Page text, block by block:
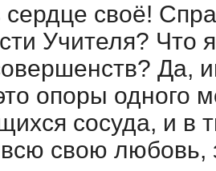
сердце своё!
Учителя? Что
Да,
опоры одного
сосуда, и в
свою любовь,